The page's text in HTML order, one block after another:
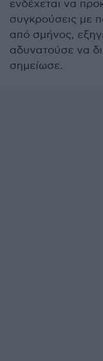
ενδέχεται να
συγκρούσεις με
από σμήνος,
αδυνατούσε να
σημείωσε.